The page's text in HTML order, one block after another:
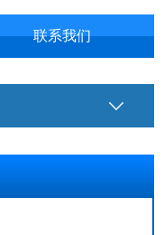
联系我们